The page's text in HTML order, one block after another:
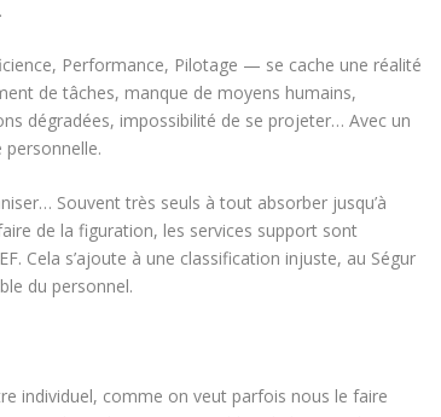
Performance, Pilotage — se cache une réalité
de tâches, manque de moyens humains,
dégradées, impossibilité de se projeter… Avec un
Souvent très seuls à tout absorber jusqu’à
de la figuration, les services support sont
Cela s’ajoute à une classification injuste, au Ségur
du personnel.
individuel, comme on veut parfois nous le faire